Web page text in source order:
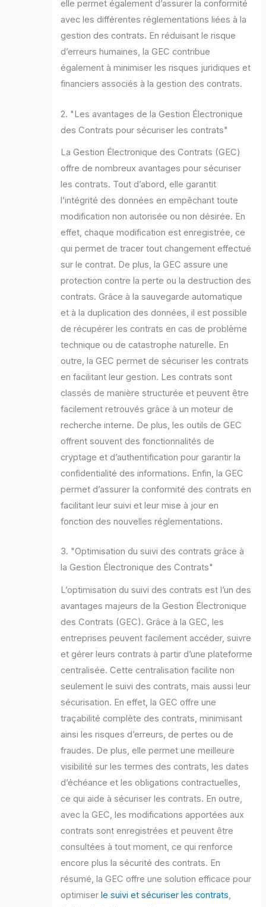
elle permet également d’assurer la conformité
avec les différentes réglementations liées à la
gestion des contrats. En réduisant le risque
d’erreurs humaines, la GEC contribue
également à minimiser les risques juridiques et
financiers associés à la gestion des contrats.
2. "Les avantages de la Gestion Électronique
des Contrats pour sécuriser les contrats"
La Gestion Électronique des Contrats (GEC)
offre de nombreux avantages pour sécuriser
les contrats. Tout d’abord, elle garantit
l’intégrité des données en empêchant toute
modification non autorisée ou non désirée. En
effet, chaque modification est enregistrée, ce
qui permet de tracer tout changement effectué
sur le contrat. De plus, la GEC assure une
protection contre la perte ou la destruction des
contrats. Grâce à la sauvegarde automatique
et à la duplication des données, il est possible
de récupérer les contrats en cas de problème
technique ou de catastrophe naturelle. En
outre, la GEC permet de sécuriser les contrats
en facilitant leur gestion. Les contrats sont
classés de manière structurée et peuvent être
facilement retrouvés grâce à un moteur de
recherche interne. De plus, les outils de GEC
offrent souvent des fonctionnalités de
cryptage et d’authentification pour garantir la
confidentialité des informations. Enfin, la GEC
permet d’assurer la conformité des contrats en
facilitant leur suivi et leur mise à jour en
fonction des nouvelles réglementations.
3. "Optimisation du suivi des contrats grâce à
la Gestion Électronique des Contrats"
L’optimisation du suivi des contrats est l’un des
avantages majeurs de la Gestion Électronique
des Contrats (GEC). Grâce à la GEC, les
entreprises peuvent facilement accéder, suivre
et gérer leurs contrats à partir d’une plateforme
centralisée. Cette centralisation facilite non
seulement le suivi des contrats, mais aussi leur
sécurisation. En effet, la GEC offre une
traçabilité complète des contrats, minimisant
ainsi les risques d’erreurs, de pertes ou de
fraudes. De plus, elle permet une meilleure
visibilité sur les termes des contrats, les dates
d’échéance et les obligations contractuelles,
ce qui aide à sécuriser les contrats. En outre,
avec la GEC, les modifications apportées aux
contrats sont enregistrées et peuvent être
consultées à tout moment, ce qui renforce
encore plus la sécurité des contrats. En
résumé, la GEC offre une solution efficace pour
optimiserle suivi et sécuriser les contrats